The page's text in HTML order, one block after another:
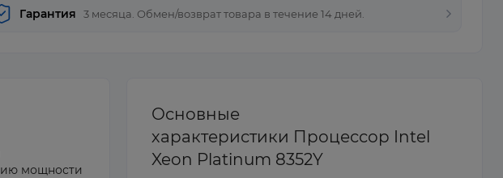
Гарантия 3 месяца. Обмен/возврат товара в течение 14 дней.
мощности
Основные
характеристики Процессор Intel
Xeon Platinum 8352Y